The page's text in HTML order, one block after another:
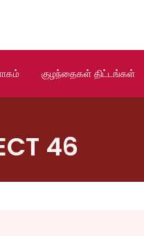
குழந்தைகள் திட்டங்கள்
46